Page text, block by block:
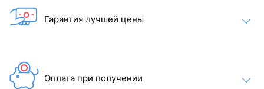
Гарантия лучшей цены
Оплата при получении